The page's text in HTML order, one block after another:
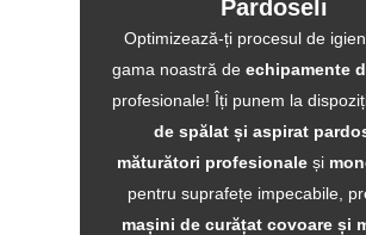
Pardoseli
Optimizează-ți procesul de
gama noastră de echipamente
profesionale! Îți punem la
de spălat și aspirat
măturători profesionale și
pentru suprafețe impecabile,
mașini de curățat covoare și